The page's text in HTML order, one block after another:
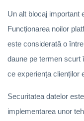
Un alt blocaj important
Funcționarea noilor
este considerată o
daune pe termen scurt
ce experiența clienților
Securitatea datelor
implementarea unor